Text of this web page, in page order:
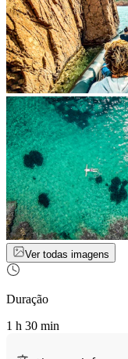
Ver todas imagens
Duração
1 h 30 min